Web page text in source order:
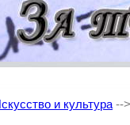
и культура --